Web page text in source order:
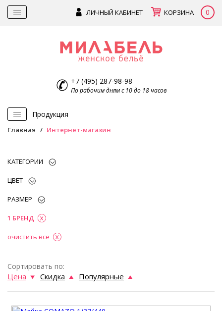
ЛИЧНЫЙ КАБИНЕТ КОРЗИНА 0
+7 (495) 287-98-98
По рабочим дням с 10 до 18 часов
Продукция
Главная Интернет-магазин
КАТЕГОРИИ
ЦВЕТ
РАЗМЕР
1 БРЕНД
очистить все
Сортировать по:
Цена Скидка Популярные